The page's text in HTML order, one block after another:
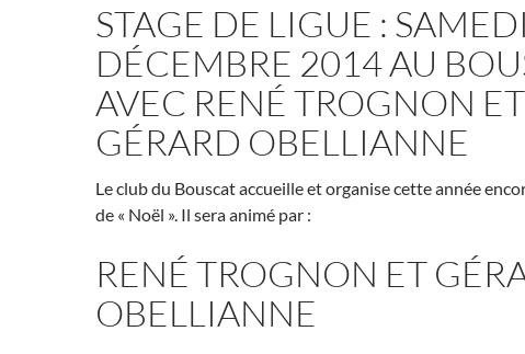
STAGE DE LIGUE :
DÉCEMBRE 2014 AU
AVEC RENÉ TROGNON ET
GÉRARD OBELLIANNE
Le club du Bouscat accueille et organise cette année
de « Noël ». Il sera animé par :
RENÉ TROGNON ET
OBELLIANNE